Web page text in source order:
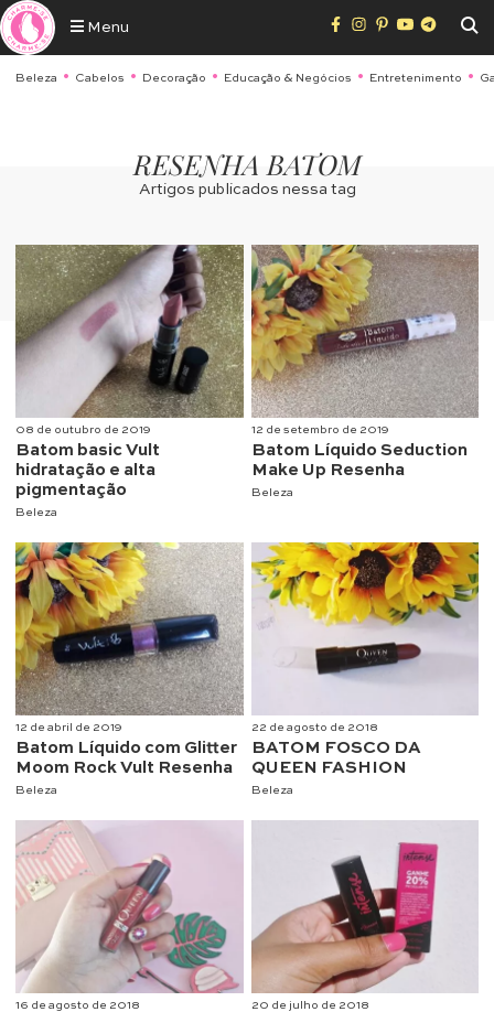
Menu
Beleza Cabelos Decoração Educação & Negócios Entretenimento
RESENHA BATOM
Artigos publicados nessa tag
08 de outubro de 2019
Batom basic Vult
hidratação e alta
pigmentação
Beleza
12 de setembro de 2019
Batom Líquido Seduction
Make Up Resenha
Beleza
12 de abril de 2019
Batom Líquido com Glitter
Moom Rock Vult Resenha
Beleza
22 de agosto de 2018
BATOM FOSCO DA
QUEEN FASHION
Beleza
16 de agosto de 2018 20 de julho de 2018